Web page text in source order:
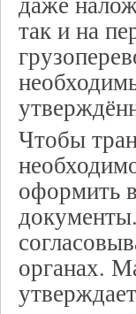
так и на
Чтобы
оформить
органах.